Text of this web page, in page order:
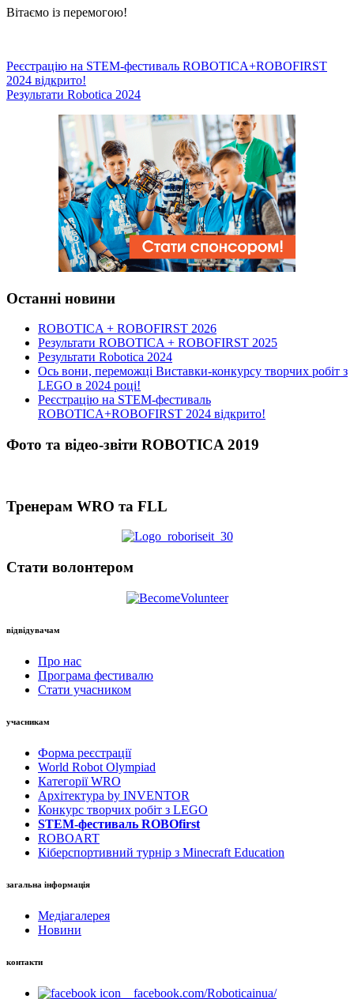
Вітаємо із перемогою!
Навігація
записів
Реєстрацію на STEM-фестиваль ROBOTICA+ROBOFIRST
2024 відкрито!
Результати Robotica 2024
Останні новини
ROBOTICA + ROBOFIRST 2026
Результати ROBOTICA + ROBOFIRST 2025
Результати Robotica 2024
Ось вони, переможці Виставки-конкурсу творчих робіт з
LEGO в 2024 році!
Реєстрацію на STEM-фестиваль
ROBOTICA+ROBOFIRST 2024 відкрито!
Фото та відео-звіти ROBOTICA 2019
Тренерам WRO та FLL
Стати волонтером
відвідувачам
Про нас
Програма фестивалю
Стати учасником
учасникам
Форма реєстрації
World Robot Olympiad
Категорії WRO
Архітектура by INVENTOR
Конкурс творчих робіт з LEGO
STEM-фестиваль ROBOfirst
ROBOART
Кіберспортивний турнір з Minecraft Education
загальна інформація
Медіагалерея
Новини
контакти
facebook.com/Roboticainua/